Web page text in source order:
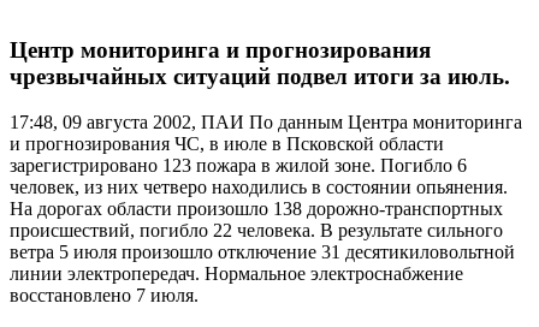
Центр мониторинга и прогнозирования
чрезвычайных ситуаций подвел итоги за июль.
17:48, 09 августа 2002, ПАИ По данным Центра мониторинга
и прогнозирования ЧС, в июле в Псковской области
зарегистрировано 123 пожара в жилой зоне. Погибло 6
человек, из них четверо находились в состоянии опьянения.
На дорогах области произошло 138 дорожно-транспортных
происшествий, погибло 22 человека. В результате сильного
ветра 5 июля произошло отключение 31 десятикиловольтной
линии электропередач. Нормальное электроснабжение
восстановлено 7 июля.